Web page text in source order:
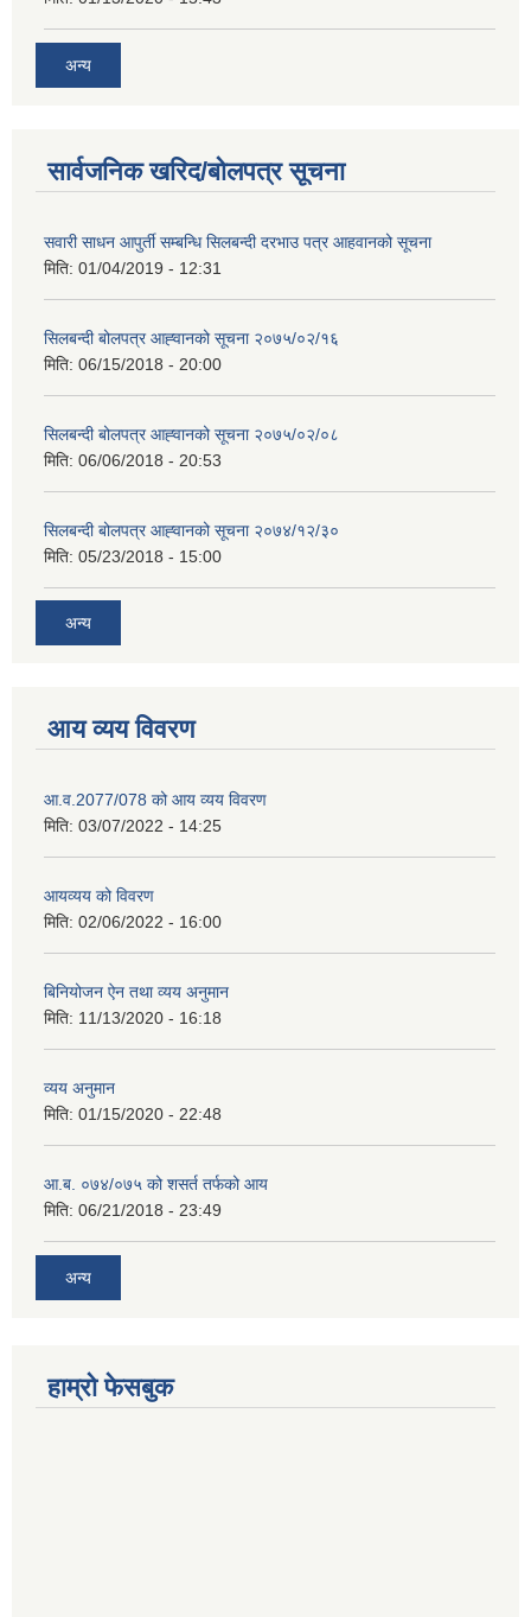
अन्य
सार्वजनिक खरिद/बोलपत्र सूचना
सवारी साधन आपुर्ती सम्बन्धि सिलबन्दी दरभाउ पत्र आहवानको सूचना
मिति: 01/04/2019 - 12:31
सिलबन्दी बोलपत्र आह्‍वानको सूचना २०७५/०२/१६
मिति: 06/15/2018 - 20:00
सिलबन्दी बोलपत्र आह्‍वानको सूचना २०७५/०२/०८
मिति: 06/06/2018 - 20:53
सिलबन्दी बोलपत्र आह्‍वानको सूचना २०७४/१२/३०
मिति: 05/23/2018 - 15:00
अन्य
आय व्यय विवरण
आ.व.2077/078 को आय व्यय विवरण
मिति: 03/07/2022 - 14:25
आयव्यय को विवरण
मिति: 02/06/2022 - 16:00
बिनियोजन ऐन तथा व्यय अनुमान
मिति: 11/13/2020 - 16:18
व्यय अनुमान
मिति: 01/15/2020 - 22:48
आ.ब. ०७४/०७५ को शसर्त तर्फको आय
मिति: 06/21/2018 - 23:49
अन्य
हाम्रो फेसबुक